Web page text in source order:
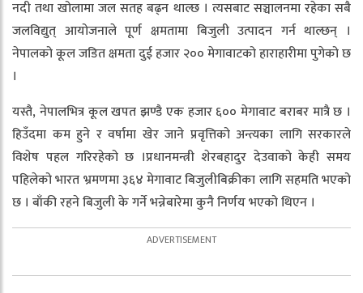
नदी तथा खोलामा जल सतह बढ्न थाल्छ । त्यसबाट सञ्चालनमा रहेका सबै
जलविद्युत् आयोजनाले पूर्ण क्षमतामा बिजुली उत्पादन गर्न थाल्छन् ।
नेपालको कूल जडित क्षमता दुई हजार २०० मेगावाटको हाराहारीमा पुगेको छ
।
यस्तै, नेपालभित्र कूल खपत झण्डै एक हजार ६०० मेगावाट बराबर मात्रै छ ।
हिउँदमा कम हुने र वर्षामा खेर जाने प्रवृत्तिको अन्त्यका लागि सरकारले
विशेष पहल गरिरहेको छ ।प्रधानमन्त्री शेरबहादुर देउवाको केही समय
पहिलेको भारत भ्रमणमा ३६४ मेगावाट बिजुलीबिक्रीका लागि सहमति भएको
छ । बाँकी रहने बिजुली के गर्ने भन्नेबारेमा कुनै निर्णय भएको थिएन ।